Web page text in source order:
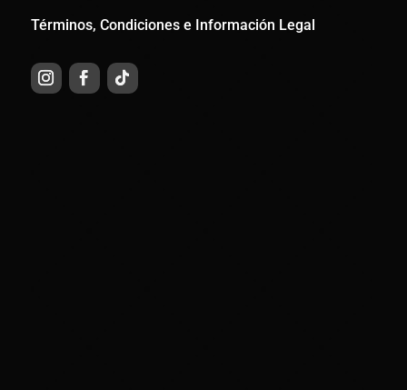
Términos, Condiciones e Información Legal